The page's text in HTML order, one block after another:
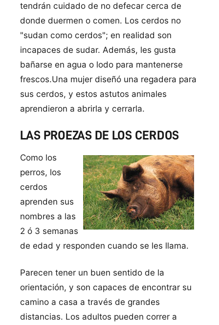
tendrán cuidado de no defecar cerca de
donde duermen o comen. Los cerdos no
"sudan como cerdos"; en realidad son
incapaces de sudar. Además, les gusta
bañarse en agua o lodo para mantenerse
frescos.Una mujer diseñó una regadera para
sus cerdos, y estos astutos animales
aprendieron a abrirla y cerrarla.
LAS PROEZAS DE LOS CERDOS
Como los
perros, los
cerdos
aprenden sus
nombres a las
2 ó 3 semanas
de edad y responden cuando se les llama.
Parecen tener un buen sentido de la
orientación, y son capaces de encontrar su
camino a casa a través de grandes
distancias. Los adultos pueden correr a